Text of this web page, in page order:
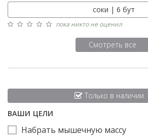
соки | 6 бут
пока никто не оценил
Смотреть все
Только в наличии
ВАШИ ЦЕЛИ
Набрать мышечную массу